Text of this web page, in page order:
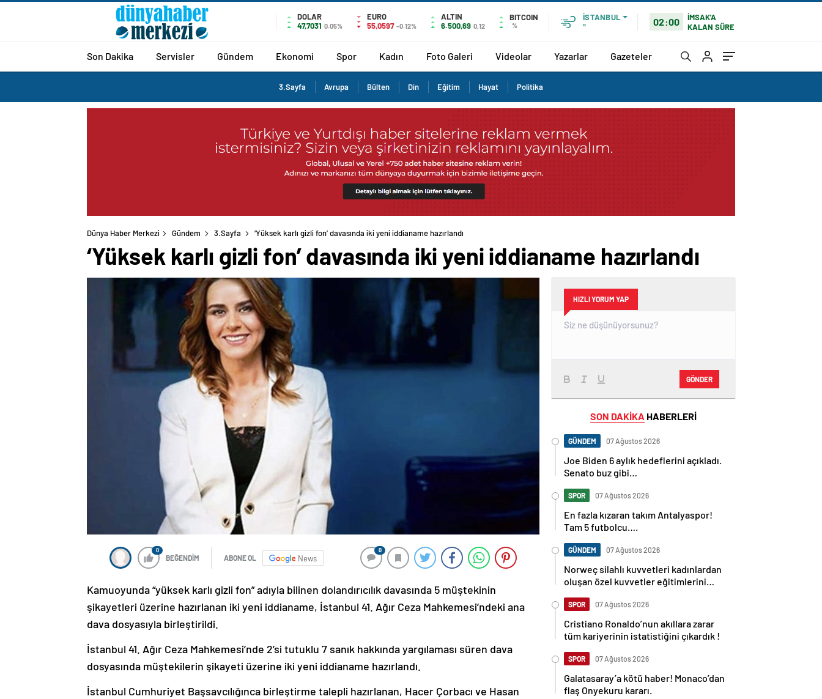
DOLAR
47,7031 0.05%
EURO
55,0597 -0.12%
ALTIN
6.500,69 0,12
BITCOIN
%
İSTANBUL
°
02:00
İMSAK'A
KALAN SÜRE
Son Dakika Servisler Gündem Ekonomi Spor Kadın Foto Galeri Videolar Yazarlar Gazeteler
3.Sayfa Avrupa Bülten Din Eğitim Hayat Politika
Dünya Haber Merkezi Gündem 3.Sayfa ‘Yüksek karlı gizli fon’ davasında iki yeni iddianame hazırlandı
‘Yüksek karlı gizli fon’ davasında iki yeni iddianame hazırlandı
0
BEĞENDİM ABONE OL News
0
Kamuoyunda “yüksek karlı gizli fon” adıyla bilinen dolandırıcılık davasında 5 müştekinin
şikayetleri üzerine hazırlanan iki yeni iddianame, İstanbul 41. Ağır Ceza Mahkemesi’ndeki ana
dava dosyasıyla birleştirildi.
İstanbul 41. Ağır Ceza Mahkemesi’nde 2’si tutuklu 7 sanık hakkında yargılaması süren dava
dosyasında müştekilerin şikayeti üzerine iki yeni iddianame hazırlandı.
İstanbul Cumhuriyet Başsavcılığınca birleştirme talepli hazırlanan, Hacer Çorbacı ve Hasan
HIZLI YORUM YAP
GÖNDER
SON DAKİKA HABERLERİ
GÜNDEM 07 Ağustos 2026
Joe Biden 6 aylık hedeflerini açıkladı.
Senato buz gibi…
SPOR 07 Ağustos 2026
En fazla kızaran takım Antalyaspor!
Tam 5 futbolcu….
GÜNDEM 07 Ağustos 2026
Norweç silahlı kuvvetleri kadınlardan
oluşan özel kuvvetler eğitimlerini
SPOR 07 Ağustos 2026
Cristiano Ronaldo’nun akıllara zarar
tüm kariyerinin istatistiğini çıkardık !
SPOR 07 Ağustos 2026
Galatasaray’a kötü haber! Monaco’dan
flaş Onyekuru kararı.